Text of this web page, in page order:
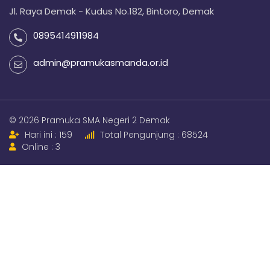
Jl. Raya Demak - Kudus No.182, Bintoro, Demak
0895414911984
admin@pramukasmanda.or.id
© 2026 Pramuka SMA Negeri 2 Demak
Hari ini : 159
Total Pengunjung : 68524
Online : 3